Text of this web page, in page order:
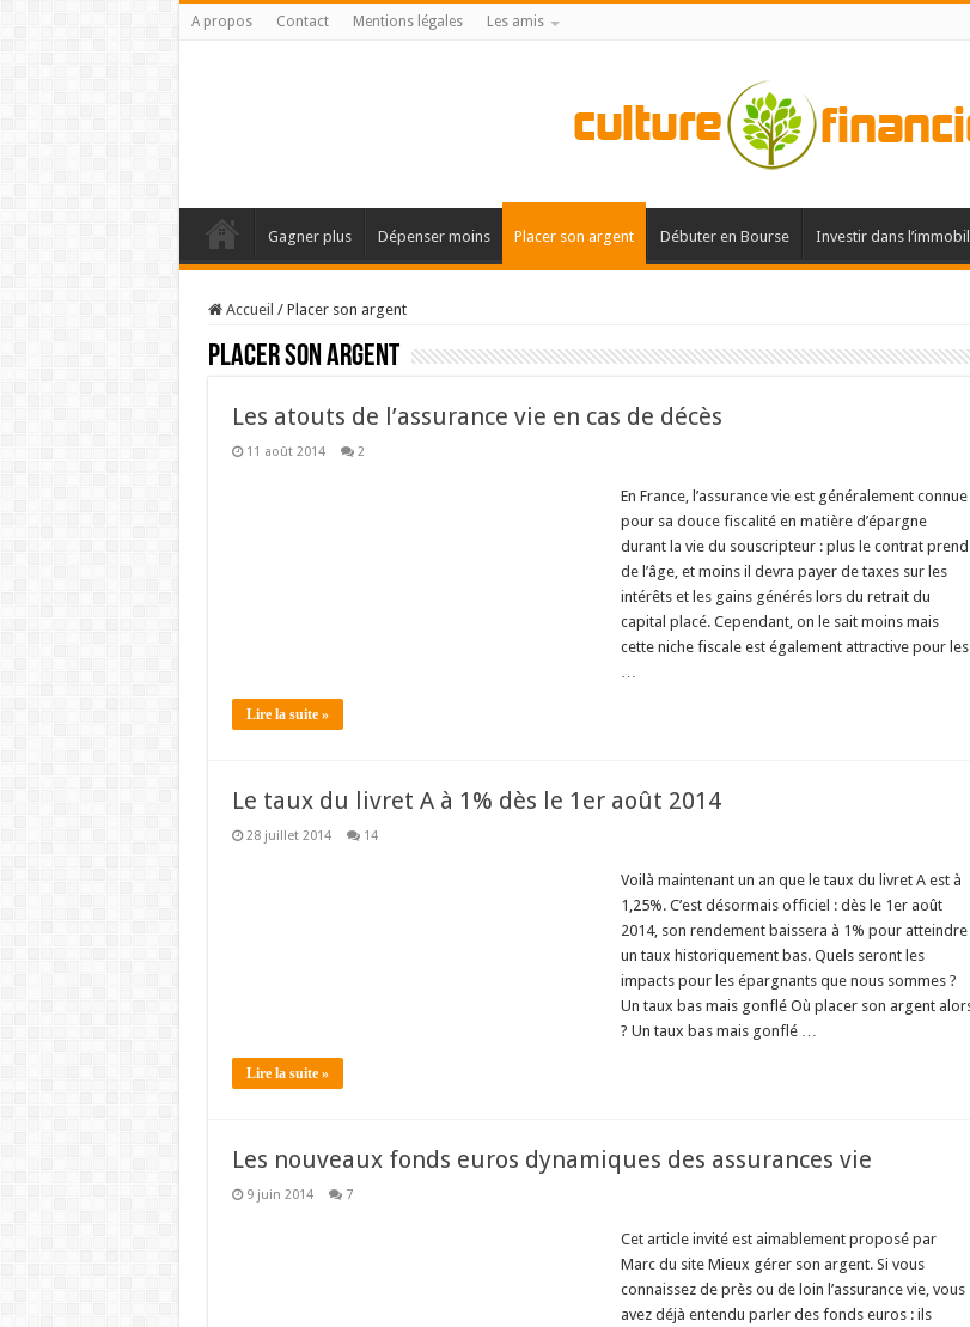
A propos Contact Mentions légales Les amis
Gagner plus Dépenser moins Placer son argent Débuter en Bourse Investir dans
Accueil / Placer son argent
Placer son argent
Les atouts de l’assurance vie en cas de décès
11 août 2014 2
En France, l’assurance vie est généralement connue
pour sa douce fiscalité en matière d’épargne
durant la vie du souscripteur : plus le contrat prend
de l’âge, et moins il devra payer de taxes sur les
intérêts et les gains générés lors du retrait du
capital placé. Cependant, on le sait moins mais
cette niche fiscale est également attractive pour les
…
Lire la suite »
Le taux du livret A à 1% dès le 1er août 2014
28 juillet 2014 14
Voilà maintenant un an que le taux du livret A est à
1,25%. C’est désormais officiel : dès le 1er août
2014, son rendement baissera à 1% pour atteindre
un taux historiquement bas. Quels seront les
impacts pour les épargnants que nous sommes ?
Un taux bas mais gonflé Où placer son argent
? Un taux bas mais gonflé …
Lire la suite »
Les nouveaux fonds euros dynamiques des assurances vie
9 juin 2014 7
Cet article invité est aimablement proposé par
Marc du site Mieux gérer son argent. Si vous
connaissez de près ou de loin l’assurance vie, vous
avez déjà entendu parler des fonds euros : ils